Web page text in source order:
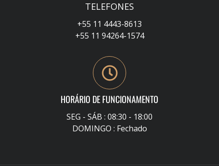
TELEFONES
+55 11 4443-8613
+55 11 94264-1574
HORÁRIO DE FUNCIONAMENTO
SEG - SÁB : 08:30 - 18:00
DOMINGO : Fechado